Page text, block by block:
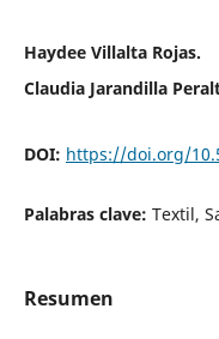
Haydee Villalta Rojas.
Claudia Jarandilla
DOI: https://doi.org/
Palabras clave: Textil,
Resumen